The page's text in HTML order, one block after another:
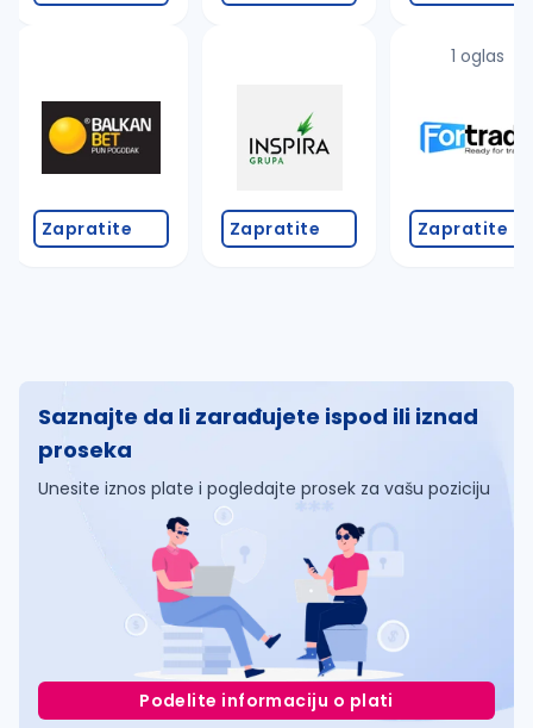
Zapratite Zapratite
1 oglas
Zapratite
Saznajte da li zarađujete ispod ili iznad
proseka
Unesite iznos plate i pogledajte prosek za vašu poziciju
Podelite informaciju o plati